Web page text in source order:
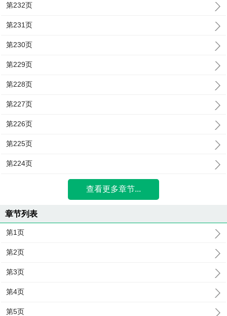
第232页
第231页
第230页
第229页
第228页
第227页
第226页
第225页
第224页
查看更多章节...
章节列表
第1页
第2页
第3页
第4页
第5页